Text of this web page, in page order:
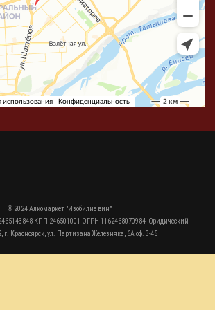
© 2024 Алкомаркет "Изобилие вин"
КПП 246501001 ОГРН 1162468070984 Юридический
г. Красноярск, ул. Партизана Железняка, 6А оф. 3-45